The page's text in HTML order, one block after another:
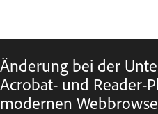
Änderung bei der
Acrobat- und Reader-
modernen